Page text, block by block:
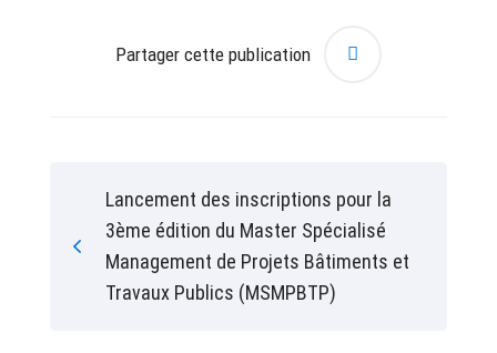
Partager cette publication
Lancement des inscriptions pour la
3ème édition du Master Spécialisé
Management de Projets Bâtiments et
Travaux Publics (MSMPBTP)